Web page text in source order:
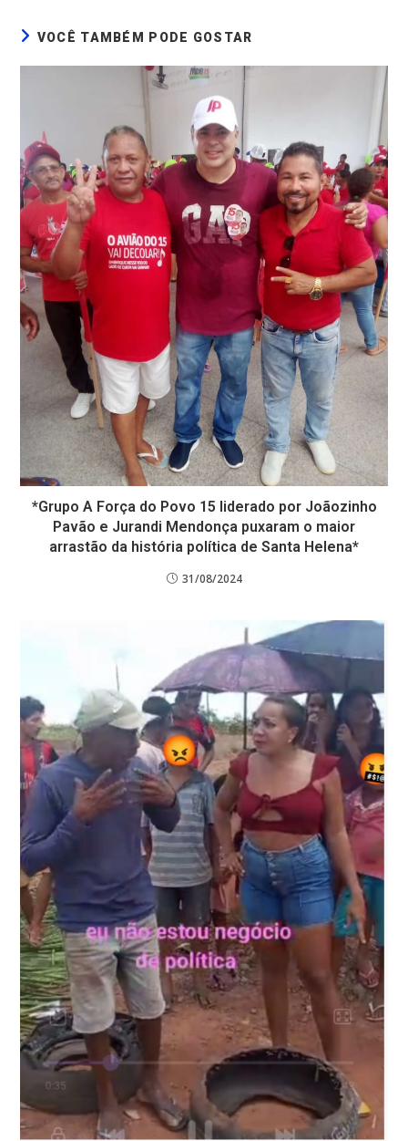
VOCÊ TAMBÉM PODE GOSTAR
*Grupo A Força do Povo 15 liderado por Joãozinho
Pavão e Jurandi Mendonça puxaram o maior
arrastão da história política de Santa Helena*
31/08/2024